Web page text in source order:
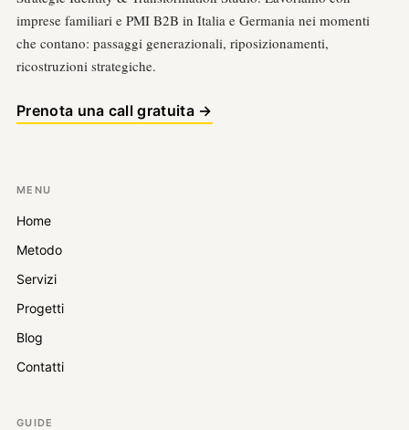
imprese familiari e PMI B2B in Italia e Germania nei momenti
che contano: passaggi generazionali, riposizionamenti,
ricostruzioni strategiche.
Prenota una call gratuita →
MENU
Home
Metodo
Servizi
Progetti
Blog
Contatti
GUIDE